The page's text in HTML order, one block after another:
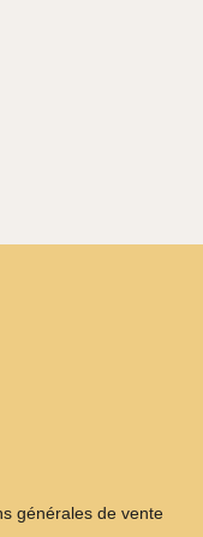
générales de vente